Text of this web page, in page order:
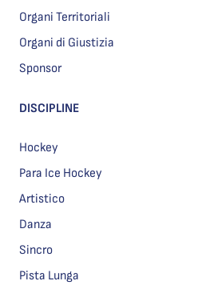
Organi Territoriali
Organi di Giustizia
Sponsor
DISCIPLINE
Hockey
Para Ice Hockey
Artistico
Danza
Sincro
Pista Lunga